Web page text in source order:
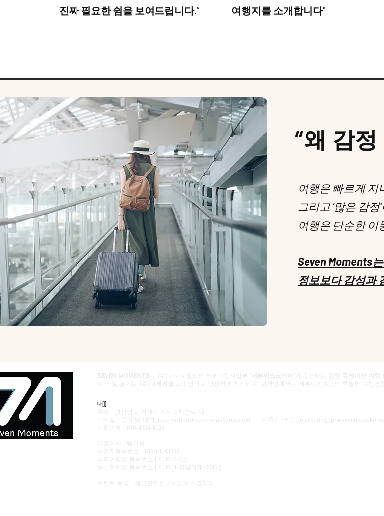
진짜 필요한 쉼을 보여드립니다.”
여행지를 소개합니다"
“왜 감
여행은 빠르게 지
그리고 ‘많은 감
여행은 단순한 이
Seven Moments
정보보다 감성과
SEVEN MOMENTS 는 (주)거제씨월드의 해외여행사업부 ‘세븐씨스코리아’ 가 운영하는 감정 큐레이션 여행
예약 및 결제는 (주)거제씨월드의 명의로 안전하게 처리되며, 고객님께서는 세븐모먼츠만의 특별한 여행경
​대]]
주소 | 경상남도 거제시 지세포해안로 15
이메일 | 문의 및 예약_ reservation@sevenseaskorea.com 제휴/마케팅_
전화번호 | 070-4924-6125
​대표이사 | 림치용
사업자등록번호 | 617-81-93252
국외여행업 등록번호 | 제2017-2호
통신판매업 등록번호 | 제2014-경남거제-0046호
브랜드 운영 | 세븐모먼츠 / 세븐씨스코리아​